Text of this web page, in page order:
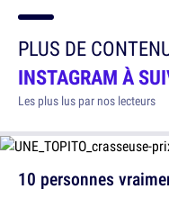
PLUS DE
INSTAGRAM À
Les plus lus par nos lecteurs
10 personnes